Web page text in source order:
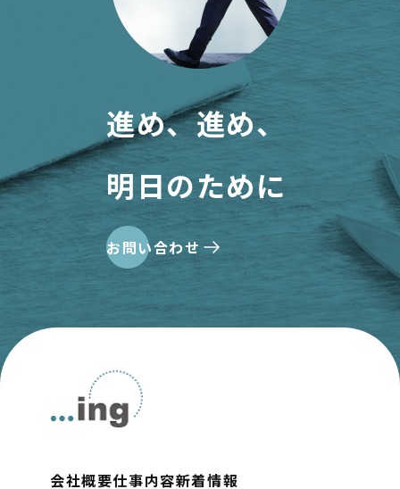
進め、進め、
明日のために
お問い合わせ
会社概要仕事内容新着情報